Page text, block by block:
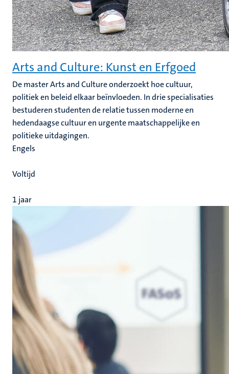
Arts and Culture: Kunst en Erfgoed
De master Arts and Culture onderzoekt hoe cultuur,
politiek en beleid elkaar beïnvloeden. In drie specialisaties
bestuderen studenten de relatie tussen moderne en
hedendaagse cultuur en urgente maatschappelijke en
politieke uitdagingen.
Engels
Voltijd
1 jaar